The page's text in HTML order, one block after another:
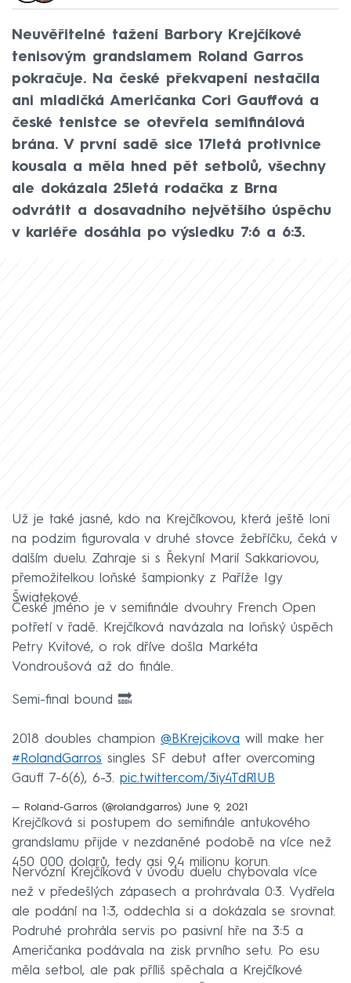
Neuvěřitelné tažení Barbory Krejčíkové
tenisovým grandslamem Roland Garros
pokračuje. Na české překvapení nestačila
ani mladičká Američanka Cori Gauffová a
české tenistce se otevřela semifinálová
brána. V první sadě sice 17letá protivnice
kousala a měla hned pět setbolů, všechny
ale dokázala 25letá rodačka z Brna
odvrátit a dosavadního největšího úspěchu
v kariéře dosáhla po výsledku 7:6 a 6:3.
Už je také jasné, kdo na Krejčíkovou, která ještě loni
na podzim figurovala v druhé stovce žebříčku, čeká v
dalším duelu. Zahraje si s Řekyní Marií Sakkariovou,
přemožitelkou loňské šampionky z Paříže Igy
Šwiatekové.
České jméno je v semifinále dvouhry French Open
potřetí v řadě. Krejčíková navázala na loňský úspěch
Petry Kvitové, o rok dříve došla Markéta
Vondroušová až do finále.
Semi-final bound 🔜
2018 doubles champion @BKrejcikova will make her
#RolandGarros singles SF debut after overcoming
Gauff 7-6(6), 6-3. pic.twitter.com/3iy4TdR1UB
— Roland-Garros (@rolandgarros) June 9, 2021
Krejčíková si postupem do semifinále antukového
grandslamu přijde v nezdaněné podobě na více než
450 000 dolarů, tedy asi 9,4 milionu korun.
Nervózní Krejčíková v úvodu duelu chybovala více
než v předešlých zápasech a prohrávala 0:3. Vydřela
ale podání na 1:3, oddechla si a dokázala se srovnat.
Podruhé prohrála servis po pasivní hře na 3:5 a
Američanka podávala na zisk prvního setu. Po esu
měla setbol, ale pak příliš spěchala a Krejčíkové